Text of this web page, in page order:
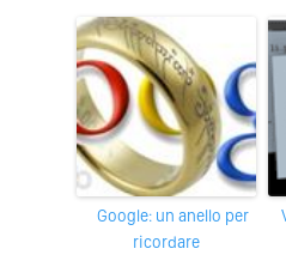
Google: un anello per
ricordare